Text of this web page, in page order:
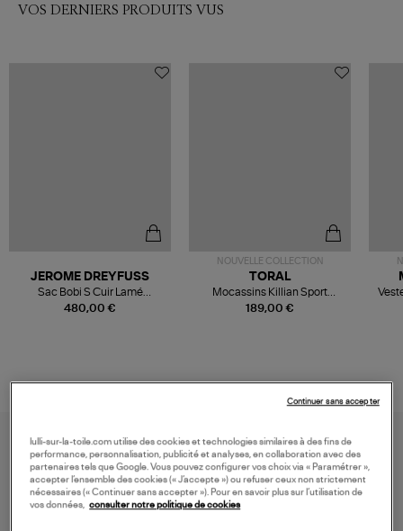
VOS DERNIERS PRODUITS VUS
480,00 €
JEROME DREYFUSS
Sac Bobi S Cuir Lamé
Champagne
NOUVELLE COLLECTION
189,00 €
TORAL
Mocassins Killian Sport
Mousse
lulli-sur-la-toile.com utilise des cookies et technologies similaires à des fins de
performance, personnalisation, publicité et analyses, en collaboration avec des
partenaires tels que Google. Vous pouvez configurer vos choix via « Paramétrer »,
accepter l’ensemble des cookies (« J’accepte ») ou refuser ceux non strictement
nécessaires (« Continuer sans accepter »). Pour en savoir plus sur l’utilisation de
vos données,
consulter notre politique de cookies
Continuer sans accepter